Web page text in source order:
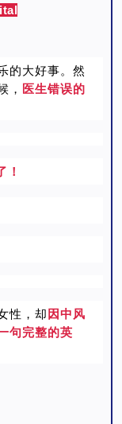
的大好事。然
， 医生错误的
！
性，却因中风
句完整的英